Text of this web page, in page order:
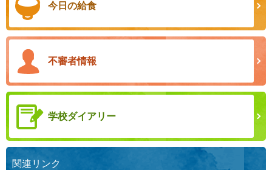
今日の給食
不審者情報
学校ダイアリー
関連リンク